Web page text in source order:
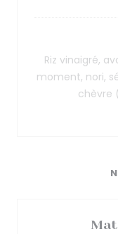
Riz vinaigré,
moment, nori,
chèvre